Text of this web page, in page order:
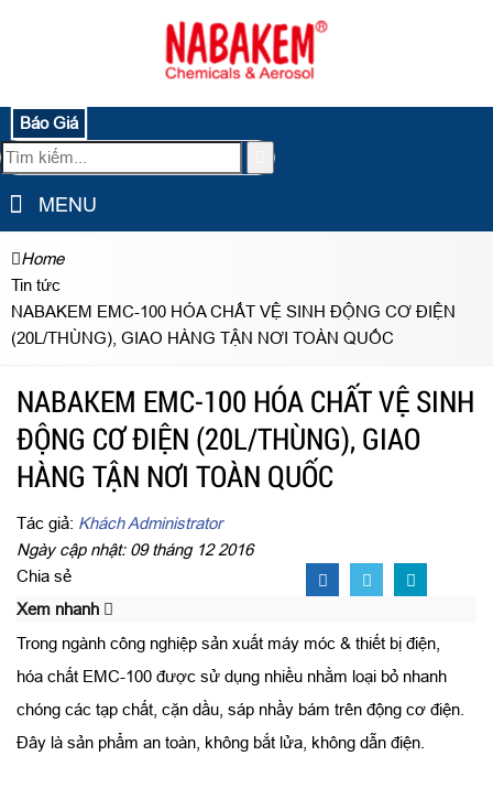
Báo Giá
MENU
Home
Tin tức
NABAKEM EMC-100 HÓA CHẤT VỆ SINH ĐỘNG CƠ ĐIỆN
(20L/THÙNG), GIAO HÀNG TẬN NƠI TOÀN QUỐC
NABAKEM EMC-100 HÓA CHẤT VỆ SINH
ĐỘNG CƠ ĐIỆN (20L/THÙNG), GIAO
HÀNG TẬN NƠI TOÀN QUỐC
Tác giả: Khách Administrator
Ngày cập nhật: 09 tháng 12 2016
Chia sẻ
Xem nhanh
Trong ngành công nghiệp sản xuất máy móc & thiết bị điện,
hóa chất EMC-100 được sử dụng nhiều nhằm loại bỏ nhanh
chóng các tạp chất, cặn dầu, sáp nhầy bám trên động cơ điện.
Đây là sản phẩm an toàn, không bắt lửa, không dẫn điện.